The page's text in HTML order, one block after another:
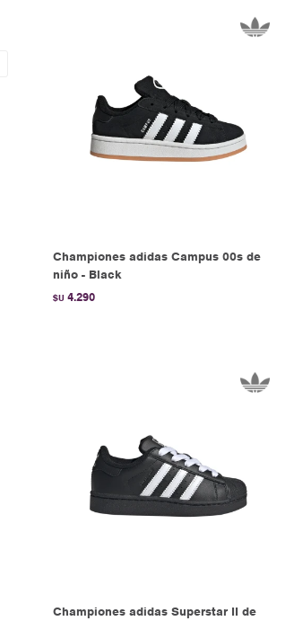
Championes adidas Campus 00s de
niño - Black
$U 4.290
Championes adidas Superstar II de